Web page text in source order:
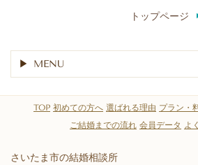
トップページ
MENU
TOP 初めての方へ 選ばれる理由 プラン・
ご結婚までの流れ 会員データ よ
さいたま市の結婚相談所